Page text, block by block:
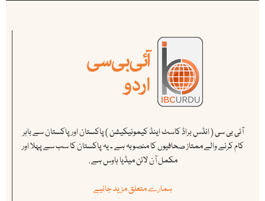
آئی بی سی ( انڈس براڈ کاسٹ اینڈ کیمونیکیشن ) پاکستان اور پاکستان سے باہر
کام کرنے والے ممتاز صحافیوں کا منصوبہ ہے ۔ یہ پاکستان کا سب سے پہلا اور
مکمل آن لائن میڈیا ہاوس ہے .
ہمارے متعلق مزید جانیے